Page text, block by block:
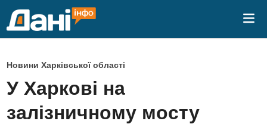
P
o
s
t
Новини Харківської області
У Харкові на
залізничному мосту